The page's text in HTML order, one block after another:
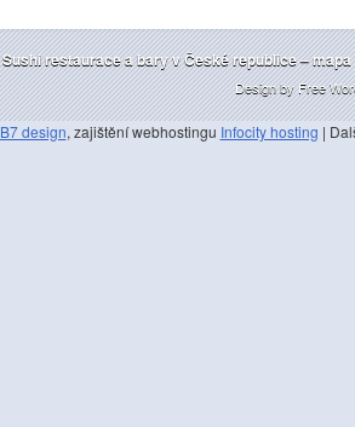
Sushi restaurace a bary v České republice – mapa
Design byFree
B7 design, zajištění webhostingu Infocity hosting |